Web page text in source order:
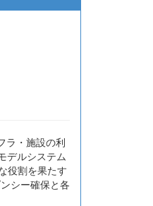
ラ・施設の利
デルシステム
役割を果たす
シー確保と各